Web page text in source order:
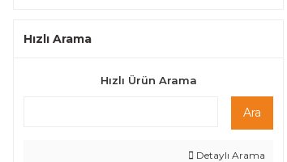
Hızlı Arama
Hızlı Ürün Arama
Ara
Detaylı Arama